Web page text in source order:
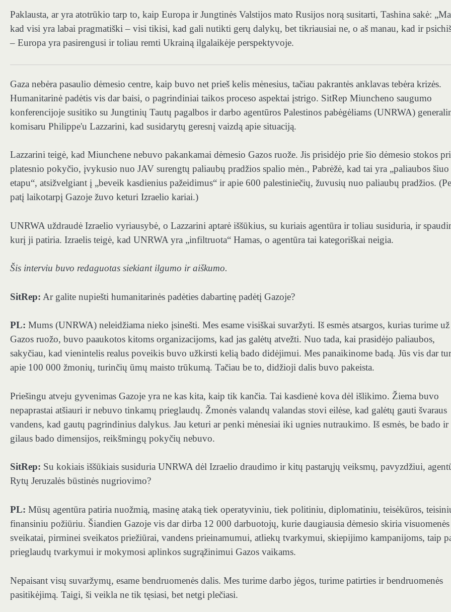
Paklausta, ar yra atotrūkio tarp to, kaip Europa ir Jungtinės Valstijos mato Rusijos norą susitarti, Tashina sakė:
kad visi yra labai pragmatiški – visi tikisi, kad gali nutikti gerų dalykų, bet tikriausiai ne, o aš manau, kad ir
– Europa yra pasirengusi ir toliau remti Ukrainą ilgalaikėje perspektyvoje.
Gaza nebėra pasaulio dėmesio centre, kaip buvo net prieš kelis mėnesius, tačiau pakrantės anklavas tebėra krizės.
Humanitarinė padėtis vis dar baisi, o pagrindiniai taikos proceso aspektai įstrigo. SitRep Miuncheno saugumo
konferencijoje susitiko su Jungtinių Tautų pagalbos ir darbo agentūros Palestinos pabėgėliams (UNRWA)
komisaru Philippe'u Lazzarini, kad susidarytų geresnį vaizdą apie situaciją.
Lazzarini teigė, kad Miunchene nebuvo pakankamai dėmesio Gazos ruože. Jis prisidėjo prie šio dėmesio stokos
platesnio pokyčio, įvykusio nuo JAV surengtų paliaubų pradžios spalio mėn., Pabrėžė, kad tai yra „paliaubos šiuo
etapu“, atsižvelgiant į „beveik kasdienius pažeidimus“ ir apie 600 palestiniečių, žuvusių nuo paliaubų pradžios.
patį laikotarpį Gazoje žuvo keturi Izraelio kariai.)
UNRWA uždraudė Izraelio vyriausybė, o Lazzarini aptarė iššūkius, su kuriais agentūra ir toliau susiduria, ir
kurį ji patiria. Izraelis teigė, kad UNRWA yra „infiltruota“ Hamas, o agentūra tai kategoriškai neigia.
Šis interviu buvo redaguotas siekiant ilgumo ir aiškumo.
SitRep: Ar galite nupiešti humanitarinės padėties dabartinę padėtį Gazoje?
PL: Mums (UNRWA) neleidžiama nieko įsinešti. Mes esame visiškai suvaržyti. Iš esmės atsargos, kurias turime už
Gazos ruožo, buvo paaukotos kitoms organizacijoms, kad jas galėtų atvežti. Nuo tada, kai prasidėjo paliaubos,
sakyčiau, kad vienintelis realus poveikis buvo užkirsti kelią bado didėjimui. Mes panaikinome badą. Jūs vis dar
apie 100 000 žmonių, turinčių ūmų maisto trūkumą. Tačiau be to, didžioji dalis buvo pakeista.
Priešingu atveju gyvenimas Gazoje yra ne kas kita, kaip tik kančia. Tai kasdienė kova dėl išlikimo. Žiema buvo
nepaprastai atšiauri ir nebuvo tinkamų prieglaudų. Žmonės valandų valandas stovi eilėse, kad galėtų gauti švaraus
vandens, kad gautų pagrindinius dalykus. Jau keturi ar penki mėnesiai iki ugnies nutraukimo. Iš esmės, be bado ir
gilaus bado dimensijos, reikšmingų pokyčių nebuvo.
SitRep: Su kokiais iššūkiais susiduria UNRWA dėl Izraelio draudimo ir kitų pastarųjų veiksmų, pavyzdžiui,
Rytų Jeruzalės būstinės nugriovimo?
PL: Mūsų agentūra patiria nuožmią, masinę ataką tiek operatyviniu, tiek politiniu, diplomatiniu, teisėkūros,
finansiniu požiūriu. Šiandien Gazoje vis dar dirba 12 000 darbuotojų, kurie daugiausia dėmesio skiria visuomenės
sveikatai, pirminei sveikatos priežiūrai, vandens prieinamumui, atliekų tvarkymui, skiepijimo kampanijoms, taip
prieglaudų tvarkymui ir mokymosi aplinkos sugrąžinimui Gazos vaikams.
Nepaisant visų suvaržymų, esame bendruomenės dalis. Mes turime darbo jėgos, turime patirties ir bendruomenės
pasitikėjimą. Taigi, ši veikla ne tik tęsiasi, bet netgi plečiasi.